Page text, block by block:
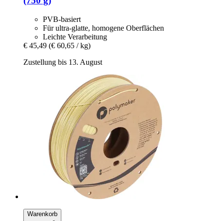
PVB-basiert
Für ultra-glatte, homogene Oberflächen
Leichte Verarbeitung
€ 45,49 (€ 60,65 / kg)
Zustellung bis 13. August
Warenkorb